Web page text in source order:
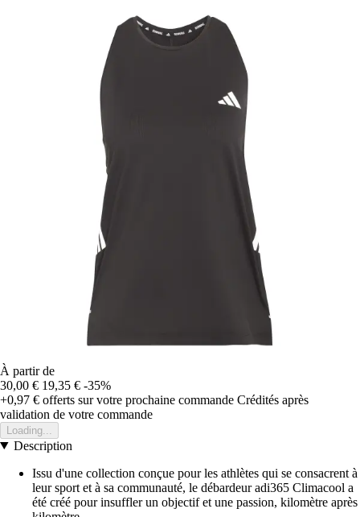
À partir de
30,00 € 19,35 € -35%
+0,97 € offerts sur votre prochaine commande Crédités après
validation de votre commande
Loading...
Description
Issu d'une collection conçue pour les athlètes qui se consacrent à
leur sport et à sa communauté, le débardeur adi365 Climacool a
été créé pour insuffler un objectif et une passion, kilomètre après